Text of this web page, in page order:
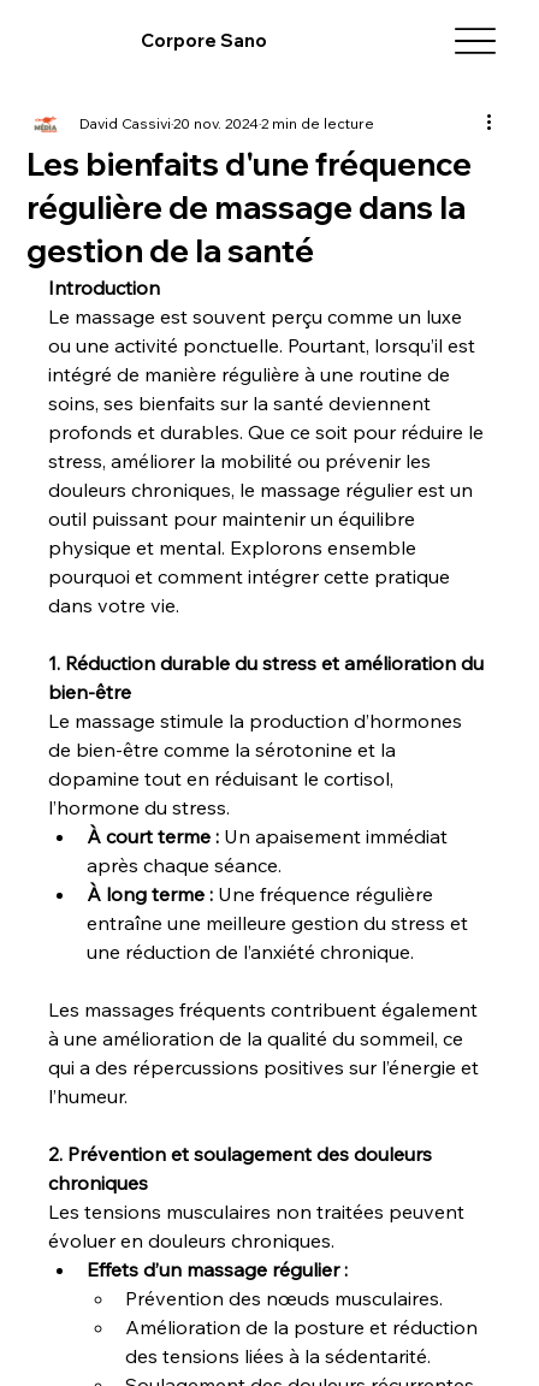
Corpore Sano
Les bienfaits d'une fréquence
régulière de massage dans la
gestion de la santé
David Cassivi20 nov. 20242 min de lecture
Introduction
Le massage est souvent perçu comme un luxe
ou une activité ponctuelle. Pourtant, lorsqu’il est
intégré de manière régulière à une routine de
soins, ses bienfaits sur la santé deviennent
profonds et durables. Que ce soit pour réduire le
stress, améliorer la mobilité ou prévenir les
douleurs chroniques, le massage régulier est un
outil puissant pour maintenir un équilibre
physique et mental. Explorons ensemble
pourquoi et comment intégrer cette pratique
dans votre vie.
1. Réduction durable du stress et amélioration du
bien-être
Le massage stimule la production d’hormones
de bien-être comme la sérotonine et la
dopamine tout en réduisant le cortisol,
l’hormone du stress.
À court terme : Un apaisement immédiat
après chaque séance.
À long terme : Une fréquence régulière
entraîne une meilleure gestion du stress et
une réduction de l’anxiété chronique.
Les massages fréquents contribuent également
à une amélioration de la qualité du sommeil, ce
qui a des répercussions positives sur l’énergie et
l’humeur.
2. Prévention et soulagement des douleurs
chroniques
Les tensions musculaires non traitées peuvent
évoluer en douleurs chroniques.
Effets d’un massage régulier :
Prévention des nœuds musculaires.
Amélioration de la posture et réduction
des tensions liées à la sédentarité.